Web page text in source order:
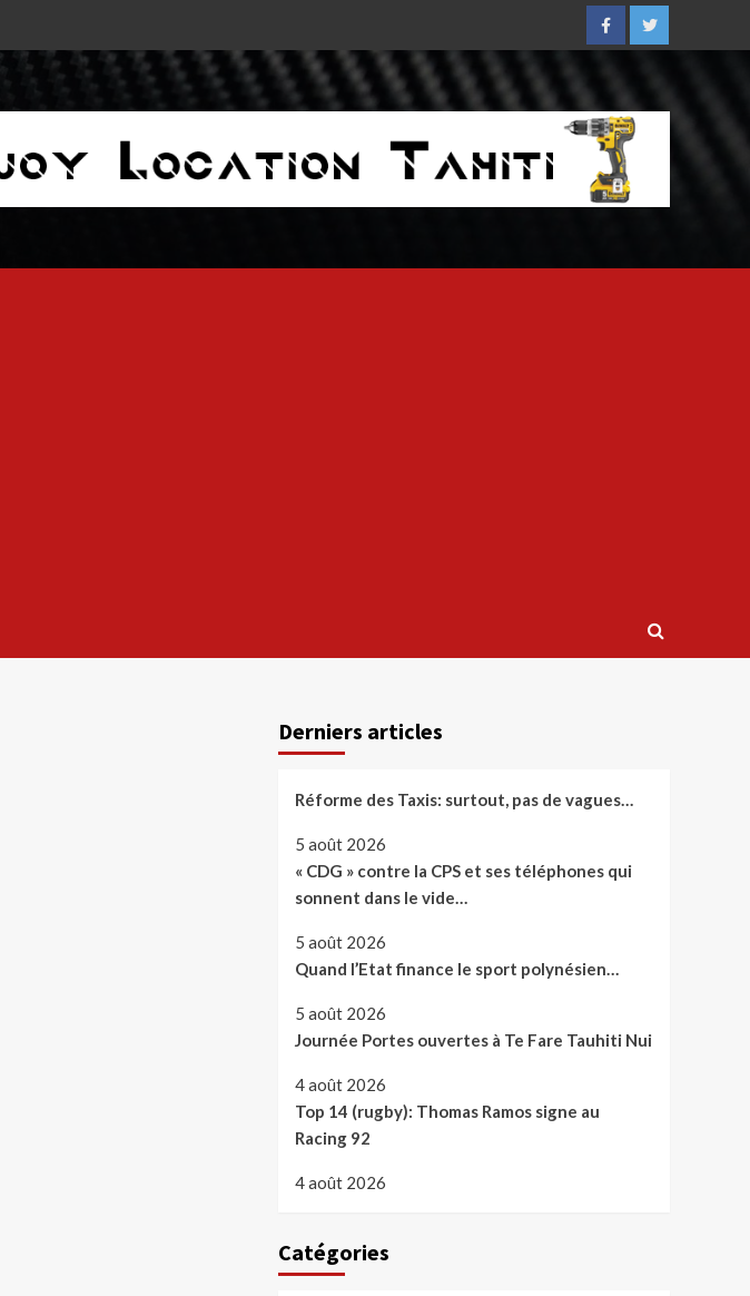
FacebookTwitter
Derniers articles
Réforme des Taxis: surtout, pas de vagues…
5 août 2026
« CDG » contre la CPS et ses téléphones qui
sonnent dans le vide…
5 août 2026
Quand l’Etat finance le sport polynésien…
5 août 2026
Journée Portes ouvertes à Te Fare Tauhiti Nui
4 août 2026
Top 14 (rugby): Thomas Ramos signe au
Racing 92
4 août 2026
Catégories